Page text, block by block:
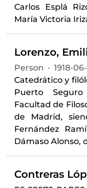
Carlos Esplá
María Victoria
Lorenzo,
Person · 1918-
Catedrático y
Puerto
Facultad de
de Madrid,
Fernández
Dámaso Alonso,